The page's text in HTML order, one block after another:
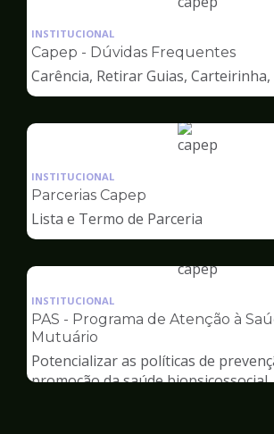
Ilustração
pagina
de
Capep
INSTITUCIONAL
Capep - Dúvidas Frequentes
Carência, Retirar Guias, Carteirinha,
Ilustração
Capep
INSTITUCIONAL
Parcerias Capep
Lista e Termo de Parceria
Ilustração
pagina
Capep
INSTITUCIONAL
PAS - Programa de Atenção à
Mutuário
Potencializar as políticas de
promoção da saúde biopsicossocial